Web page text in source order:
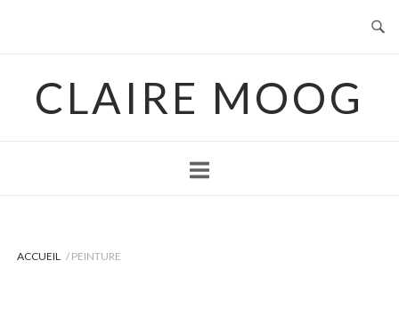
CLAIRE MOOG
ACCUEIL / PEINTURE